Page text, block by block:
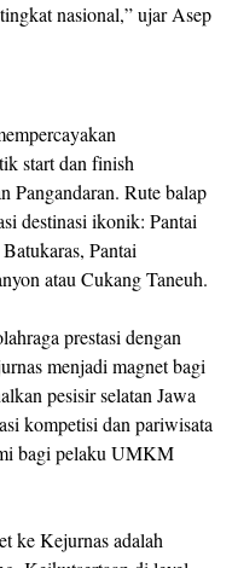
nasional,” ujar Asep
start dan finish
Pangandaran. Rute balap
destinasi ikonik: Pantai
Pantai
atau Cukang Taneuh.
prestasi dengan
menjadi magnet bagi
pesisir selatan Jawa
kompetisi dan pariwisata
bagi pelaku UMKM
ke Kejurnas adalah